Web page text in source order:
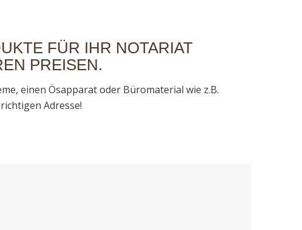
FÜR IHR NOTARIAT
PREISEN.
einen Ösapparat oder Büromaterial wie z.B.
Adresse!